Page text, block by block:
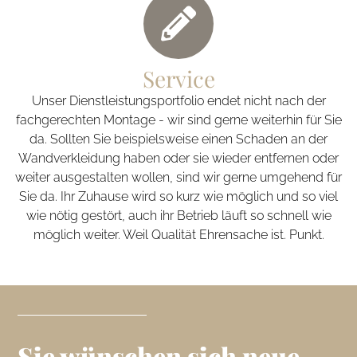
Service
Unser Dienstleistungsportfolio endet nicht nach der
fachgerechten Montage - wir sind gerne weiterhin für Sie
da. Sollten Sie beispielsweise einen Schaden an der
Wandverkleidung haben oder sie wieder entfernen oder
weiter ausgestalten wollen, sind wir gerne umgehend für
Sie da. Ihr Zuhause wird so kurz wie möglich und so viel
wie nötig gestört, auch ihr Betrieb läuft so schnell wie
möglich weiter. Weil Qualität Ehrensache ist. Punkt.